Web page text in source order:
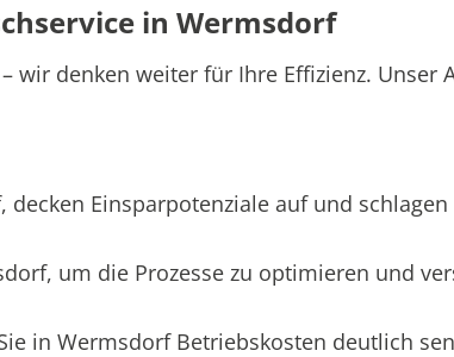
in Wermsdorf
wir denken weiter für Ihre Effizienz.
Einsparpotenziale auf und
um die Prozesse zu optimieren und
in Wermsdorf Betriebskosten deutlich